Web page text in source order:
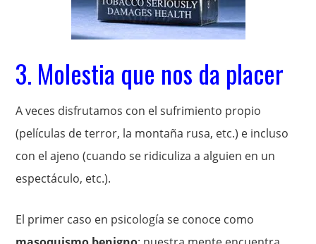
3. Molestia que nos da placer
A veces disfrutamos con el sufrimiento propio
(películas de terror, la montaña rusa, etc.) e incluso
con el ajeno (cuando se ridiculiza a alguien en un
espectáculo, etc.).
El primer caso en psicología se conoce como